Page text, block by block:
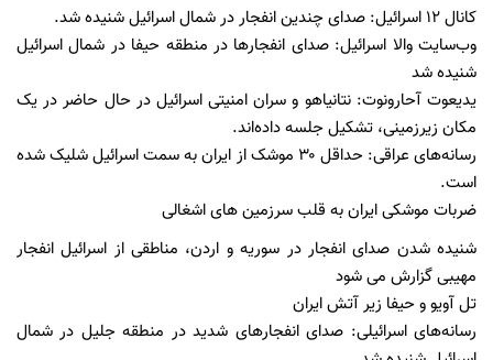
کانال ۱۲ اسرائیل: صدای چندین انفجار در شمال اسرائیل شنیده شد.
وب‌سایت والا اسرائیل: صدای انفجارها در منطقه حیفا در شمال اسرائیل
شنیده شد
یدیعوت آحارونوت: نتانیاهو و سران امنیتی اسرائیل در حال حاضر در یک
مکان زیرزمینی، تشکیل جلسه داده‌اند.
رسانه‌های عراقی: حداقل ۳۰ موشک از ایران به سمت اسرائیل شلیک شده
است.
ضربات موشکی ایران به قلب سرزمین های اشغالی
شنیده شدن صدای انفجار در سوریه و اردن، مناطقی از اسرائیل انفجار
مهیبی گزارش می شود
تل آویو و حیفا زیر آتش ایران
رسانه‌های اسرائیلی: صدای انفجارهای شدید در منطقه جلیل در شمال